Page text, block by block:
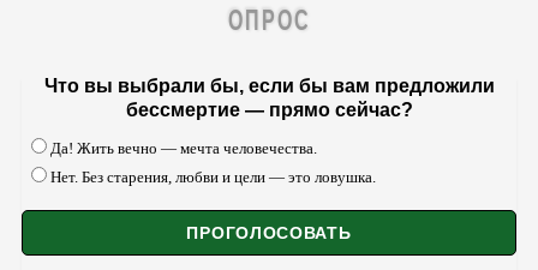
ОПРОС
Что вы выбрали бы, если бы вам предложили
бессмертие — прямо сейчас?
Да! Жить вечно — мечта человечества.
Нет. Без старения, любви и цели — это ловушка.